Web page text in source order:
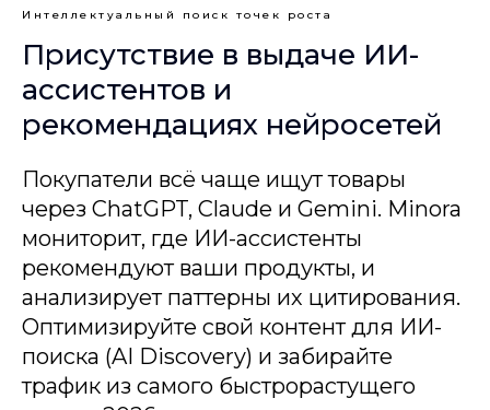
Интеллектуальный поиск точек роста
Присутствие в выдаче ИИ-
ассистентов и
рекомендациях нейросетей
Покупатели всё чаще ищут товары
через ChatGPT, Claude и Gemini. Minora
мониторит, где ИИ-ассистенты
рекомендуют ваши продукты, и
анализирует паттерны их цитирования.
Оптимизируйте свой контент для ИИ-
поиска (AI Discovery) и забирайте
трафик из самого быстрорастущего